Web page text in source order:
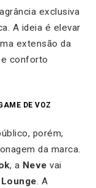
exclusiva
A ideia é elevar
extensão da
conforto
DE VOZ
porém,
da marca.
, a Neve vai
. A